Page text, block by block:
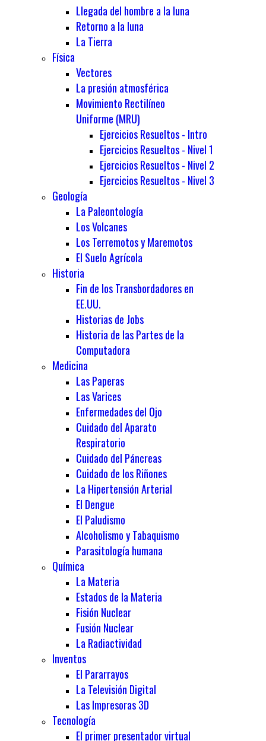
Llegada del hombre a la luna
Retorno a la luna
La Tierra
Física
Vectores
La presión atmosférica
Movimiento Rectilíneo
Uniforme (MRU)
Ejercicios Resueltos - Intro
Ejercicios Resueltos - Nivel 1
Ejercicios Resueltos - Nivel 2
Ejercicios Resueltos - Nivel 3
Geología
La Paleontología
Los Volcanes
Los Terremotos y Maremotos
El Suelo Agrícola
Historia
Fin de los Transbordadores en
EE.UU.
Historias de Jobs
Historia de las Partes de la
Computadora
Medicina
Las Paperas
Las Varices
Enfermedades del Ojo
Cuidado del Aparato
Respiratorio
Cuidado del Páncreas
Cuidado de los Riñones
La Hipertensión Arterial
El Dengue
El Paludismo
Alcoholismo y Tabaquismo
Parasitología humana
Química
La Materia
Estados de la Materia
Fisión Nuclear
Fusión Nuclear
La Radiactividad
Inventos
El Pararrayos
La Televisión Digital
Las Impresoras 3D
Tecnología
El primer presentador virtual